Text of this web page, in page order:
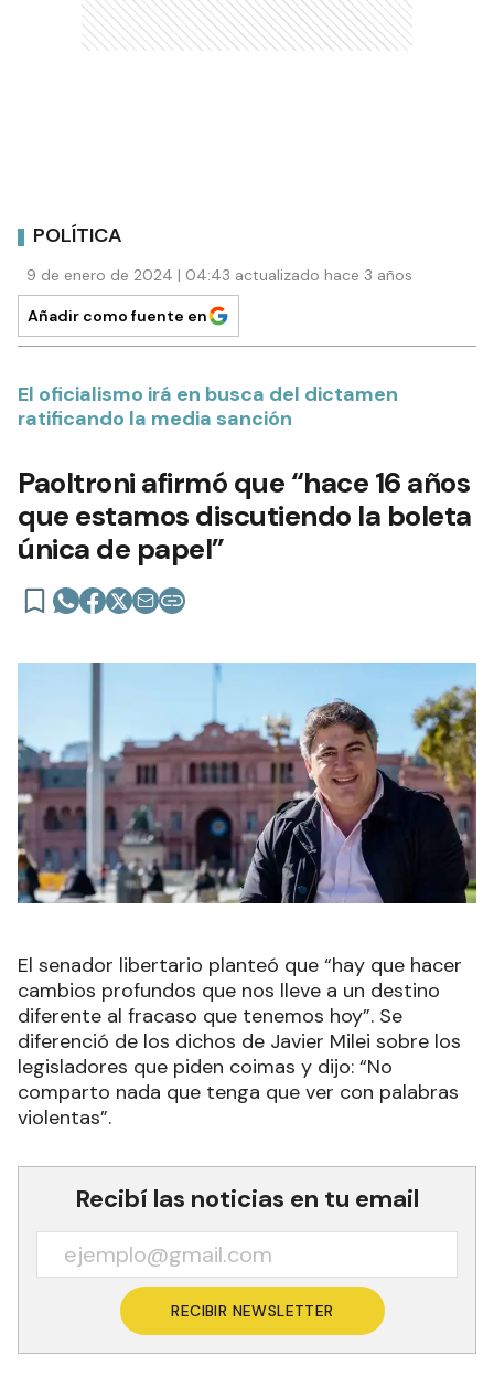
POLÍTICA
9 de enero de 2024 | 04:43 actualizado hace 3 años
Añadir como fuente en
El oficialismo irá en busca del dictamen
ratificando la media sanción
Paoltroni afirmó que “hace 16 años
que estamos discutiendo la boleta
única de papel”
El senador libertario planteó que “hay que hacer
cambios profundos que nos lleve a un destino
diferente al fracaso que tenemos hoy”. Se
diferenció de los dichos de Javier Milei sobre los
legisladores que piden coimas y dijo: “No
comparto nada que tenga que ver con palabras
violentas”.
Recibí las noticias en tu email
RECIBIR NEWSLETTER